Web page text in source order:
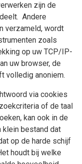
zijn de
Andere
verzameld, wordt
zoals
op uw TCP/IP-
uw browser, de
volledig anoniem.
via cookies
of de taal
kan ook in de
klein bestand dat
op de harde schijf
houdt bij welke